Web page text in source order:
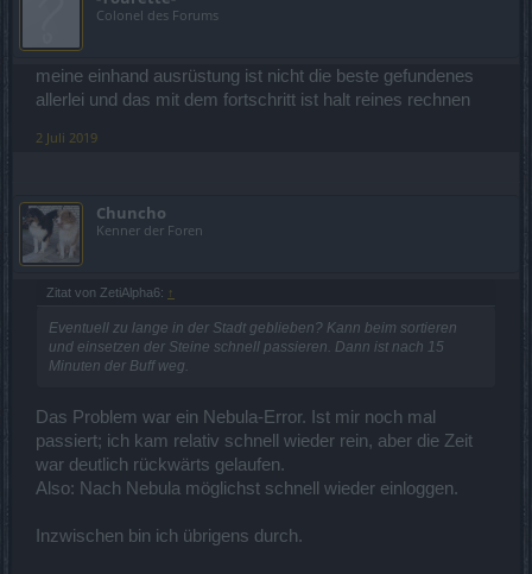
Colonel des Forums
meine einhand ausrüstung ist nicht die beste gefundenes
allerlei und das mit dem fortschritt ist halt reines rechnen
2 Juli 2019
Chuncho
Kenner der Foren
Zitat von ZetiAlpha6: ↑
Eventuell zu lange in der Stadt geblieben? Kann beim sortieren
und einsetzen der Steine schnell passieren. Dann ist nach 15
Minuten der Buff weg.
Das Problem war ein Nebula-Error. Ist mir noch mal
passiert; ich kam relativ schnell wieder rein, aber die Zeit
war deutlich rückwärts gelaufen.
Also: Nach Nebula möglichst schnell wieder einloggen.
Inzwischen bin ich übrigens durch.